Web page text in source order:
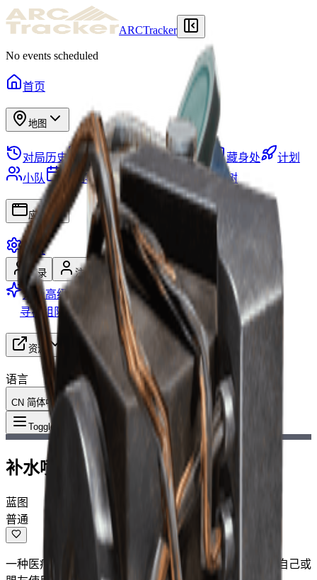
ARCTracker
No events scheduled
首页
地图
对局历史 仓库 所需物品 任务 藏身处
计划
小队
地图事件 物品 赛季 技能树
应用
设置
登录 注册
升级高级版
寻找组队
资源
语言
CN 简体中文
Toggle Menu 物品 : 补水喷雾蓝图
补水喷雾蓝图
蓝图
普通
一种医疗物品，在使用过程中不断恢复生命值。可以对自己或